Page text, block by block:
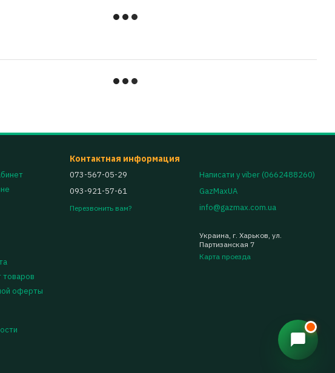
товаров
оферты
Контактная информация
073-567-05-29
093-921-57-61
Перезвонить вам?
Написати у viber (0662488260)
GazMaxUA
info@gazmax.com.ua
Украина, г. Харьков, ул.
Партизанская 7
Карта проезда